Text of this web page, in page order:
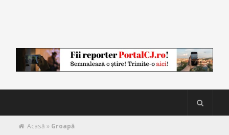
Acasă » Groapă